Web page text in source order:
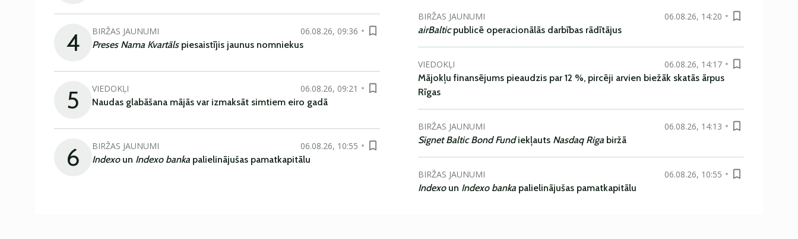
4 BIRŽAS JAUNUMI
06.08.26, 09:36
Preses Nama Kvartāls piesaistījis jaunus nomniekus
5 VIEDOKĻI
06.08.26, 09:21
Naudas glabāšana mājās var izmaksāt simtiem eiro gadā
6 BIRŽAS JAUNUMI
06.08.26, 10:55
Indexoun Indexo banka palielinājušas pamatkapitālu
BIRŽAS JAUNUMI
06.08.26, 14:20
airBalticpublicē operacionālās darbības rādītājus
VIEDOKĻI
06.08.26, 14:17
Mājokļu finansējums pieaudzis par 12 %, pircēji arvien biežāk skatās ārpus
Rīgas
BIRŽAS JAUNUMI
06.08.26, 14:13
Signet Baltic Bond Fundiekļauts Nasdaq Riga biržā
BIRŽAS JAUNUMI
06.08.26, 10:55
Indexoun Indexo banka palielinājušas pamatkapitālu